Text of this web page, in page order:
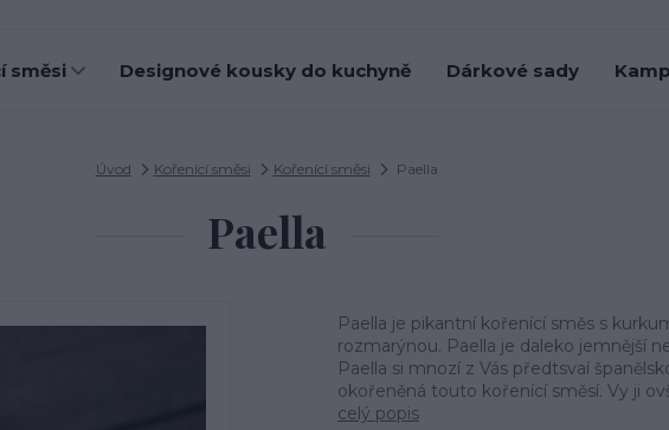
směsi Designové kousky do kuchyně Dárkové sady
Úvod Kořenící směsi Kořenící směsi Paella
Paella
Paella je pikantní kořenící směs s
rozmarýnou. Paella je daleko jemnější
Paella si mnozí z Vás předtsvaí
okořeněná touto kořenící směsí. Vy ji
celý popis